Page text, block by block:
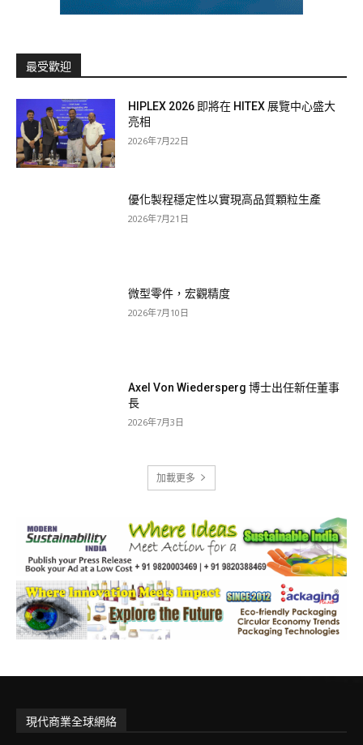
最受歡迎
HIPLEX 2026 即將在 HITEX 展覽中心盛大
亮相
2026年7月22日
優化製程穩定性以實現高品質顆粒生產
2026年7月21日
微型零件，宏觀精度
2026年7月10日
Axel Von Wiedersperg 博士出任新任董事
長
2026年7月3日
加載更多
現代商業全球網絡